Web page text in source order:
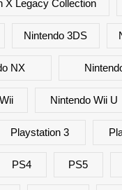
X Legacy Collection
Nintendo 3DS
NX
Nintendo Wii U
Playstation 3
PS4 PS5